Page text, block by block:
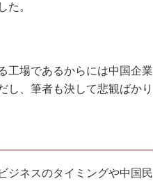
た。
工場であるからには中国企業
し、筆者も決して悲観ばかり
ジネスのタイミングや中国民